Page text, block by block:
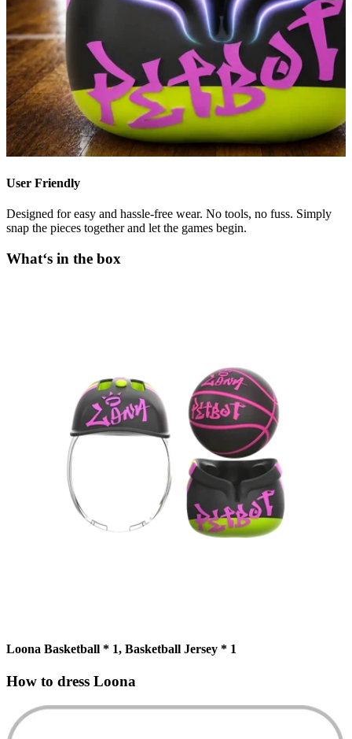
User Friendly
Designed for easy and hassle-free wear. No tools, no fuss. Simply
snap the pieces together and let the games begin.
What‘s in the box
Loona Basketball * 1, Basketball Jersey * 1
How to dress Loona